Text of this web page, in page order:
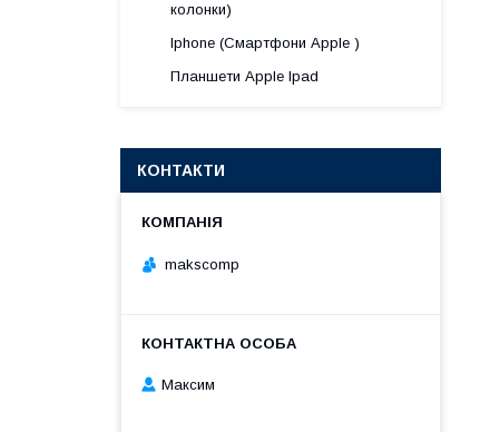
колонки)
Iphone (Смартфони Apple )
Планшети Apple Ipad
КОНТАКТИ
makscomp
Максим